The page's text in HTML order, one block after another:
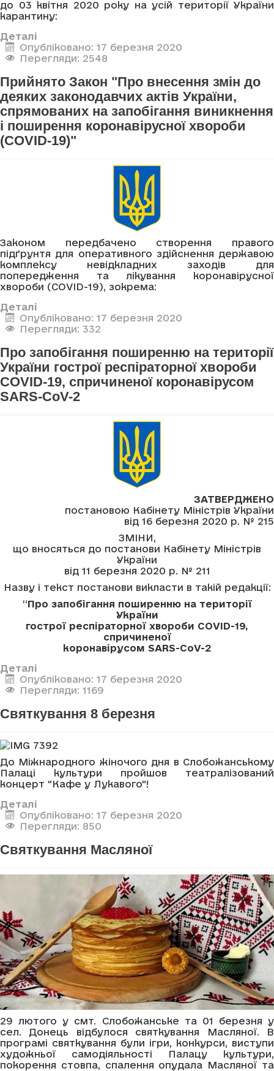
до 03 квітня 2020 року на усій території України
карантину:
Деталі
Опубліковано: 17 березня 2020
Перегляди: 2548
Прийнято Закон "Про внесення змін до
деяких законодавчих актів України,
спрямованих на запобігання виникнення
і поширення коронавірусної хвороби
(COVID-19)"
Законом передбачено створення правого
підґрунтя для оперативного здійснення державою
комплексу невідкладних заходів для
попередження та лікування коронавірусної
хвороби (COVID-19), зокрема:
Деталі
Опубліковано: 17 березня 2020
Перегляди: 332
Про запобігання поширенню на території
України гострої респіраторної хвороби
COVID-19, спричиненої коронавірусом
SARS-CoV-2
ЗАТВЕРДЖЕНО
постановою Кабінету Міністрів України
від 16 березня 2020 р. № 215
ЗМІНИ,
що вносяться до постанови Кабінету Міністрів
України
від 11 березня 2020 р. № 211
Назву і текст постанови викласти в такій редакції:
“Про запобігання поширенню на території
України
гострої респіраторної хвороби COVID-19,
спричиненої
коронавірусом SARS-CoV-2
Деталі
Опубліковано: 17 березня 2020
Перегляди: 1169
Святкування 8 березня
До Міжнародного жіночого дня в Слобожанському
Палаці культури пройшов театралізований
концерт "Кафе у Лукавого"!
Деталі
Опубліковано: 17 березня 2020
Перегляди: 850
Святкування Масляної
29 лютого у смт. Слобожанське та 01 березня у
сел. Донець відбулося святкування Масляної. В
програмі святкування були ігри, конкурси, виступи
художньої самодіяльності Палацу культури,
покорення стовпа, спалення опудала Масляної та